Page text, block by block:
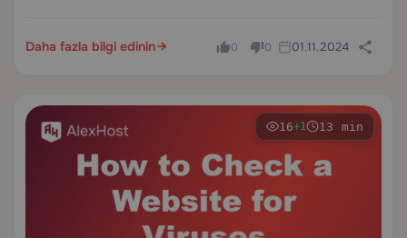
Daha fazla bilgi edinin
0 0 01.11.2024
16+1 13 min